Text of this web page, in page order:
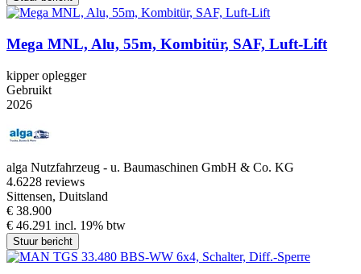
Mega MNL, Alu, 55m, Kombitür, SAF, Luft-Lift
kipper oplegger
Gebruikt
2026
alga Nutzfahrzeug - u. Baumaschinen GmbH & Co. KG
4.6228 reviews
Sittensen, Duitsland
€ 38.900
€ 46.291 incl. 19% btw
Stuur bericht